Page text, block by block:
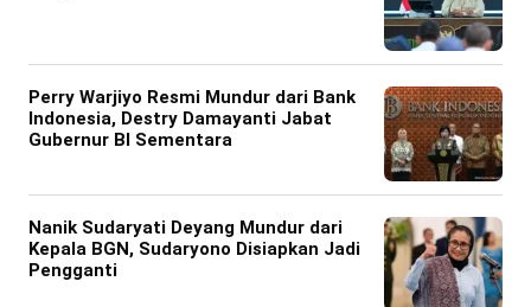
Perry Warjiyo Resmi Mundur dari Bank
Indonesia, Destry Damayanti Jabat
Gubernur BI Sementara
Nanik Sudaryati Deyang Mundur dari
Kepala BGN, Sudaryono Disiapkan Jadi
Pengganti